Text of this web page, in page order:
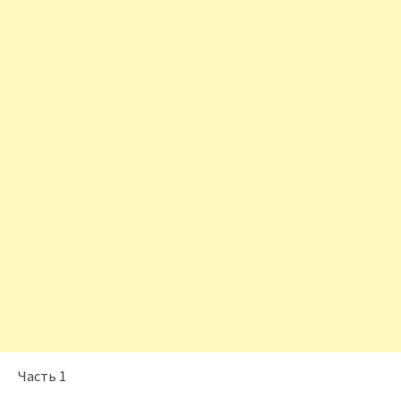
Часть 1